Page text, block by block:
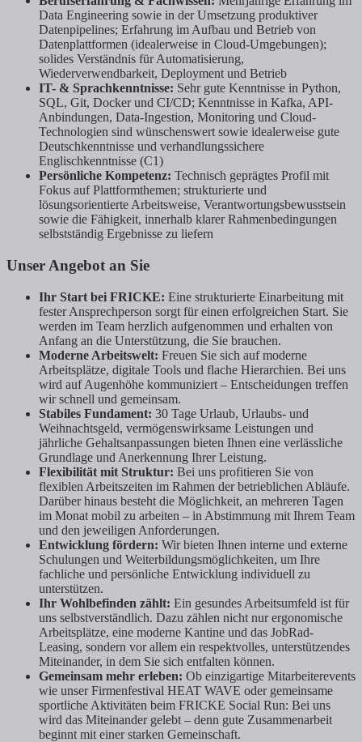
Data Engineering sowie in der Umsetzung produktiver
Datenpipelines; Erfahrung im Aufbau und Betrieb von
Datenplattformen (idealerweise in Cloud-Umgebungen);
solides Verständnis für Automatisierung,
Wiederverwendbarkeit, Deployment und Betrieb
IT- & Sprachkenntnisse: Sehr gute Kenntnisse in Python,
SQL, Git, Docker und CI/CD; Kenntnisse in Kafka, API-
Anbindungen, Data-Ingestion, Monitoring und Cloud-
Technologien sind wünschenswert sowie idealerweise gute
Deutschkenntnisse und verhandlungssichere
Englischkenntnisse (C1)
Persönliche Kompetenz: Technisch geprägtes Profil mit
Fokus auf Plattformthemen; strukturierte und
lösungsorientierte Arbeitsweise, Verantwortungsbewusstsein
sowie die Fähigkeit, innerhalb klarer Rahmenbedingungen
selbstständig Ergebnisse zu liefern
Unser Angebot an Sie
Ihr Start bei FRICKE: Eine strukturierte Einarbeitung mit
fester Ansprechperson sorgt für einen erfolgreichen Start. Sie
werden im Team herzlich aufgenommen und erhalten von
Anfang an die Unterstützung, die Sie brauchen.
Moderne Arbeitswelt: Freuen Sie sich auf moderne
Arbeitsplätze, digitale Tools und flache Hierarchien. Bei uns
wird auf Augenhöhe kommuniziert – Entscheidungen treffen
wir schnell und gemeinsam.
Stabiles Fundament: 30 Tage Urlaub, Urlaubs- und
Weihnachtsgeld, vermögenswirksame Leistungen und
jährliche Gehaltsanpassungen bieten Ihnen eine verlässliche
Grundlage und Anerkennung Ihrer Leistung.
Flexibilität mit Struktur: Bei uns profitieren Sie von
flexiblen Arbeitszeiten im Rahmen der betrieblichen Abläufe.
Darüber hinaus besteht die Möglichkeit, an mehreren Tagen
im Monat mobil zu arbeiten – in Abstimmung mit Ihrem Team
und den jeweiligen Anforderungen.
Entwicklung fördern: Wir bieten Ihnen interne und externe
Schulungen und Weiterbildungsmöglichkeiten, um Ihre
fachliche und persönliche Entwicklung individuell zu
unterstützen.
Ihr Wohlbefinden zählt: Ein gesundes Arbeitsumfeld ist für
uns selbstverständlich. Dazu zählen nicht nur ergonomische
Arbeitsplätze, eine moderne Kantine und das JobRad-
Leasing, sondern vor allem ein respektvolles, unterstützendes
Miteinander, in dem Sie sich entfalten können.
Gemeinsam mehr erleben: Ob einzigartige Mitarbeiterevents
wie unser Firmenfestival HEAT WAVE oder gemeinsame
sportliche Aktivitäten beim FRICKE Social Run: Bei uns
wird das Miteinander gelebt – denn gute Zusammenarbeit
beginnt mit einer starken Gemeinschaft.